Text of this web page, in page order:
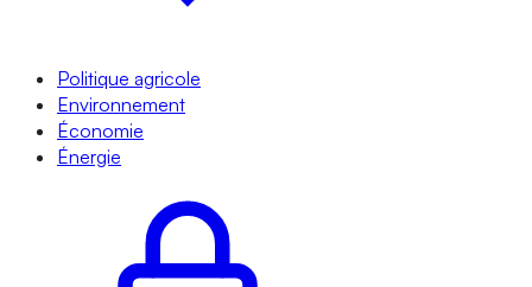
Politique agricole
Environnement
Économie
Énergie